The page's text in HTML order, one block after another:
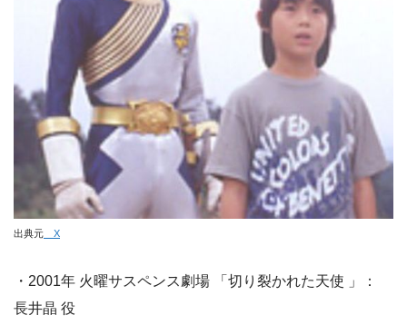
出典元 X
・2001年 火曜サスペンス劇場 「切り裂かれた天使 」：
長井晶 役